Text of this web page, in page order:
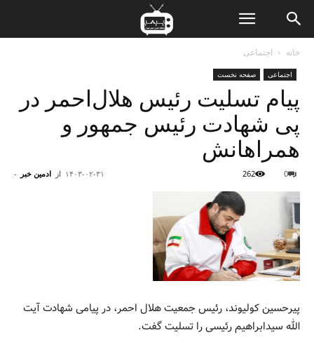
خانه اجتماعی
اجتماعی صفحه نخست
پیام تسلیت رئیس هلال‌احمر در
پی شهادت رئیس جمهور و
همراهانش
از ادمین خبر - ۱۴۰۳-۰۲-۳۱ 0
262
پیرحسین کولیوند، رئیس جمعیت هلال احمر، در پیامی شهادت آیت
الله سیدابراهیم رئیسی را تسلیت گفت.